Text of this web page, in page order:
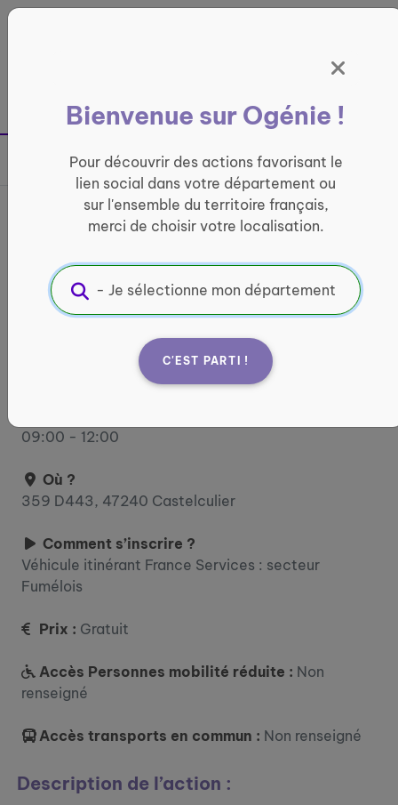
France entière
Bienvenue sur Ogénie !
Pour découvrir des actions favorisant le
lien social dans votre département ou
sur l'ensemble du territoire français,
merci de choisir votre localisation.
C'EST PARTI !
Partager sur
Bus France services UNA 47
INFORMATIQUE ET ACCÈS AUX DROITS
Informations pratiques :
lundi : 10:00 - 12:00 / 13:00 - 17:00 mardi : 10:00 -
09:00 - 12:00
Où ?
359 D443, 47240 Castelculier
Comment s’inscrire ?
Véhicule itinérant France Services : secteur
Fumélois
Prix : Gratuit
Accès Personnes mobilité réduite : Non
renseigné
Accès transports en commun : Non renseigné
Description de l’action :
Panneau de gestion des cookies